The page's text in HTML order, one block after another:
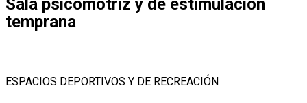
Sala psicomotriz y de estimulación
temprana
ESPACIOS DEPORTIVOS Y DE RECREACIÓN